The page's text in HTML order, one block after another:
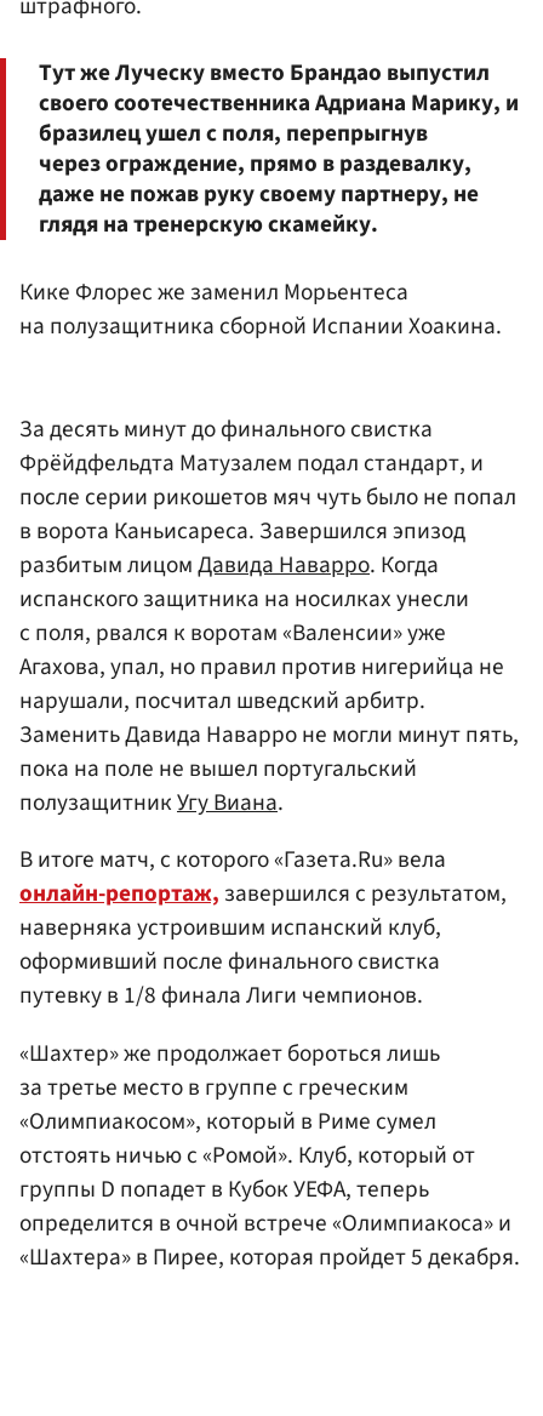
Тут же Луческу вместо Брандао выпустил
своего соотечественника Адриана Марику, и
бразилец ушел с поля, перепрыгнув
через ограждение, прямо в раздевалку,
даже не пожав руку своему партнеру, не
глядя на тренерскую скамейку.
Кике Флорес же заменил Морьентеса
на полузащитника сборной Испании Хоакина.
За десять минут до финального свистка
Фрёйдфельдта Матузалем подал стандарт, и
после серии рикошетов мяч чуть было не попал
в ворота Каньисареса. Завершился эпизод
разбитым лицомДавида Наварро. Когда
испанского защитника на носилках унесли
с поля, рвался к воротам «Валенсии» уже
Агахова, упал, но правил против нигерийца не
нарушали, посчитал шведский арбитр.
Заменить Давида Наварро не могли минут пять,
пока на поле не вышел португальский
полузащитникУгу Виана.
В итоге матч, с которого «Газета.Ru» вела
онлайн-репортаж, завершился с результатом,
наверняка устроившим испанский клуб,
оформивший после финального свистка
путевку в 1/8 финала Лиги чемпионов.
«Шахтер» же продолжает бороться лишь
за третье место в группе с греческим
«Олимпиакосом», который в Риме сумел
отстоять ничью с «Ромой». Клуб, который от
группы D попадет в Кубок УЕФА, теперь
определится в очной встрече «Олимпиакоса» и
«Шахтера» в Пирее, которая пройдет 5 декабря.